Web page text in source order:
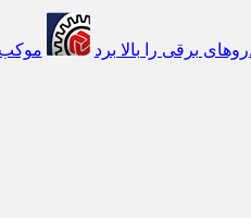
موکب جاماندگان اربعین